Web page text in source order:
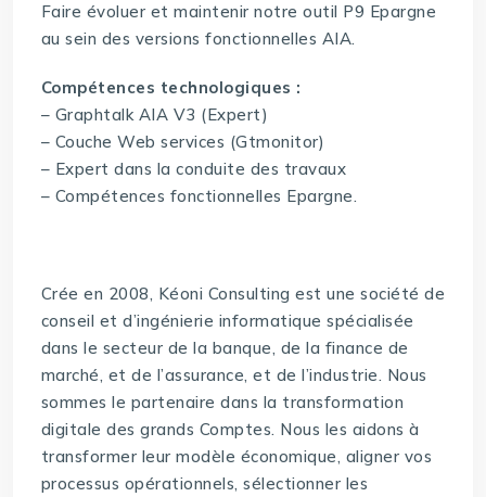
Faire évoluer et maintenir notre outil P9 Epargne
au sein des versions fonctionnelles AIA.
Compétences technologiques :
– Graphtalk AIA V3 (Expert)
– Couche Web services (Gtmonitor)
– Expert dans la conduite des travaux
– Compétences fonctionnelles Epargne.
Crée en 2008, Kéoni Consulting est une société de
conseil et d’ingénierie informatique spécialisée
dans le secteur de la banque, de la finance de
marché, et de l’assurance, et de l’industrie. Nous
sommes le partenaire dans la transformation
digitale des grands Comptes. Nous les aidons à
transformer leur modèle économique, aligner vos
processus opérationnels, sélectionner les